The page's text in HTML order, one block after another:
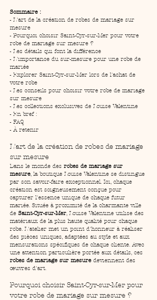
Sommaire :
- L'art de la création de robes de mariage sur
mesure
- Pourquoi choisir Saint-Cyr-sur-Mer pour votre
robe de mariage sur mesure ?
- Les détails qui font la différence
- L'importance du sur-mesure pour une robe de
mariée
- Explorer Saint-Cyr-sur-Mer lors de l'achat de
votre robe
- Les conseils pour choisir votre robe de mariage
sur mesure
- Les collections exclusives de Louise Valentine
- En bref :
- FAQ
- À retenir
L'art de la création de robes de mariage
sur mesure
Dans le monde des robes de mariage sur
mesure, la boutique Louise Valentine se distingue
par son savoir-faire exceptionnel. Ici, chaque
création est soigneusement conçue pour
capturer l'essence unique de chaque futur
mariée. Située à proximité de la charmante ville
de Saint-Cyr-sur-Mer, Louise Valentine utilise des
matériaux de la plus haute qualité pour chaque
robe. L'atelier met un point d'honneur à réaliser
des pièces uniques, adaptées au style et aux
mensurations spécifiques de chaque cliente. Avec
une attention particulière portée aux détails, ces
robes de mariage sur mesure deviennent des
œuvres d'art.
Pourquoi choisir Saint-Cyr-sur-Mer pour
votre robe de mariage sur mesure ?